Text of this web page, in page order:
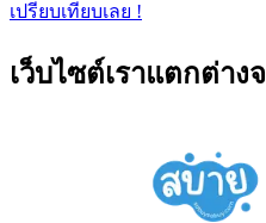
เปรียบเทียบเลย !
เว็บไซต์เราแตกต่าง